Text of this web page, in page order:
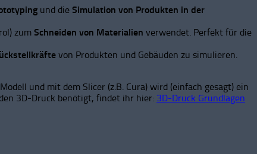
und die Simulation von Produkten in der
zum Schneiden von Materialien verwendet. Perfekt für die
von Produkten und Gebäuden zu simulieren.
und mit dem Slicer (z.B. Cura) wird (einfach gesagt) ein
3D-Druck benötigt, findet ihr hier: 3D-Druck Grundlagen